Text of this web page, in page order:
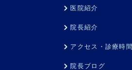
医院紹介
院長紹介
アクセス・診療時間
院長ブログ